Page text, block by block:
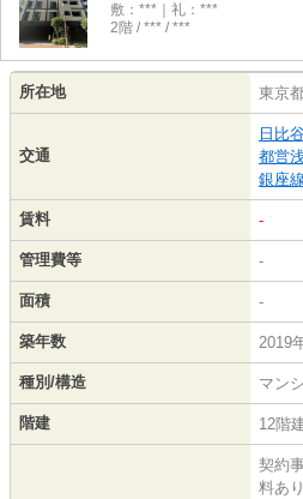
敷：***｜礼：***
2階 / *** / ***
所在地 東京
交通
日比
都営
銀座線
賃料 -
管理費等 -
面積 -
築年数 2019
種別/構造 マン
階建 12階
契約
料あ